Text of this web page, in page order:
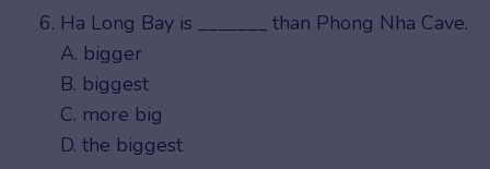
Ha Long Bay is _______ than Phong Nha Cave.
A. bigger
B. biggest
C. more big
D. the biggest